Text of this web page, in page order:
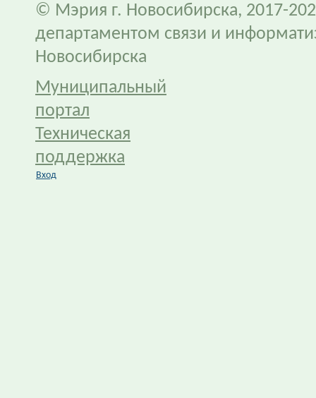
© Мэрия г. Новосибирска, 2017-
департаментом связи и
Новосибирска
Муниципальный
портал
Техническая
поддержка
Вход